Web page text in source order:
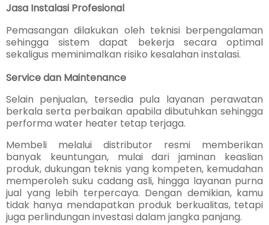
Jasa Instalasi Profesional
Pemasangan dilakukan oleh teknisi berpengalaman
sehingga sistem dapat bekerja secara optimal
sekaligus meminimalkan risiko kesalahan instalasi.
Service dan Maintenance
Selain penjualan, tersedia pula layanan perawatan
berkala serta perbaikan apabila dibutuhkan sehingga
performa water heater tetap terjaga.
Membeli melalui distributor resmi memberikan
banyak keuntungan, mulai dari jaminan keaslian
produk, dukungan teknis yang kompeten, kemudahan
memperoleh suku cadang asli, hingga layanan purna
jual yang lebih terpercaya. Dengan demikian, kamu
tidak hanya mendapatkan produk berkualitas, tetapi
juga perlindungan investasi dalam jangka panjang.